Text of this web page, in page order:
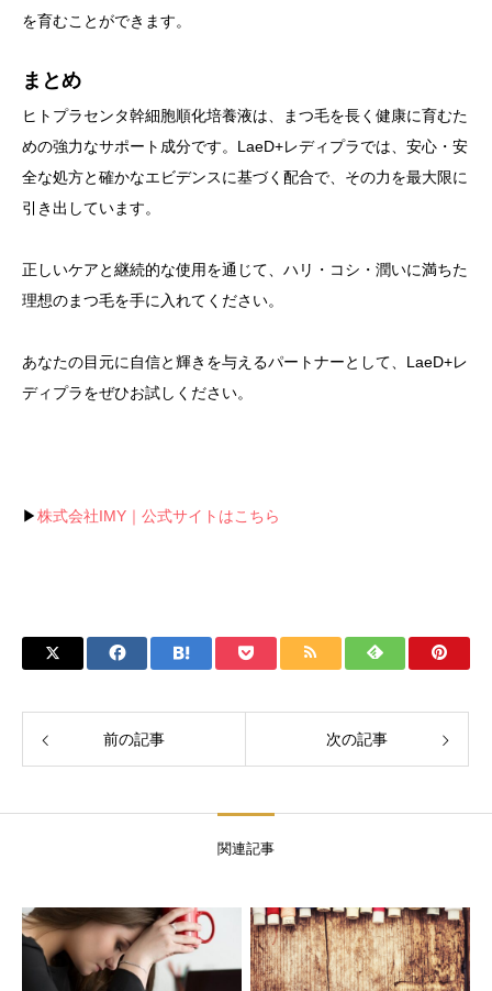
を育むことができます。
まとめ
ヒトプラセンタ幹細胞順化培養液は、まつ毛を長く健康に育むた
めの強力なサポート成分です。LaeD+レディプラでは、安心・安
全な処方と確かなエビデンスに基づく配合で、その力を最大限に
引き出しています。
正しいケアと継続的な使用を通じて、ハリ・コシ・潤いに満ちた
理想のまつ毛を手に入れてください。
あなたの目元に自信と輝きを与えるパートナーとして、LaeD+レ
ディプラをぜひお試しください。
▶株式会社IMY｜公式サイトはこちら
前の記事 次の記事
関連記事